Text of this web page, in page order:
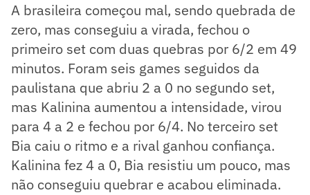
A brasileira começou mal, sendo quebrada de
zero, mas conseguiu a virada, fechou o
primeiro set com duas quebras por 6/2 em 49
minutos. Foram seis games seguidos da
paulistana que abriu 2 a 0 no segundo set,
mas Kalinina aumentou a intensidade, virou
para 4 a 2 e fechou por 6/4. No terceiro set
Bia caiu o ritmo e a rival ganhou confiança.
Kalinina fez 4 a 0, Bia resistiu um pouco, mas
não conseguiu quebrar e acabou eliminada.